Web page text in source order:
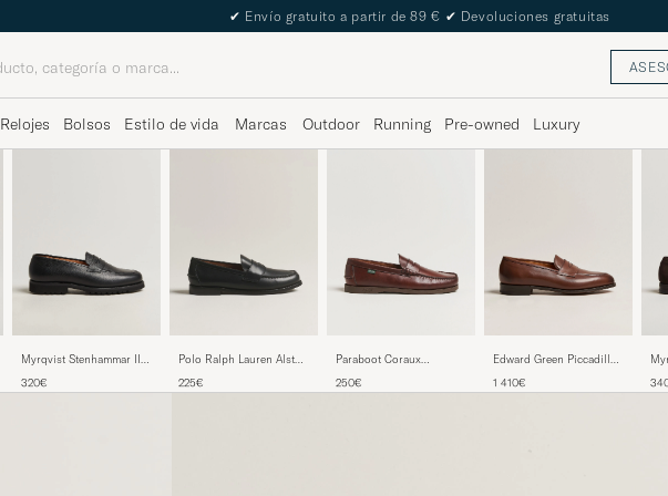
The Care of Carl Passport
Relojes Bolsos Estilo de vida Marcas Outdoor Running Pre-owned Luxury
Myrqvist Stenhammar II
Grained Calf
320€
Polo Ralph Lauren Alston
225€
Paraboot Coraux
250€
Edward Green Piccadilly
Antique
1 410€